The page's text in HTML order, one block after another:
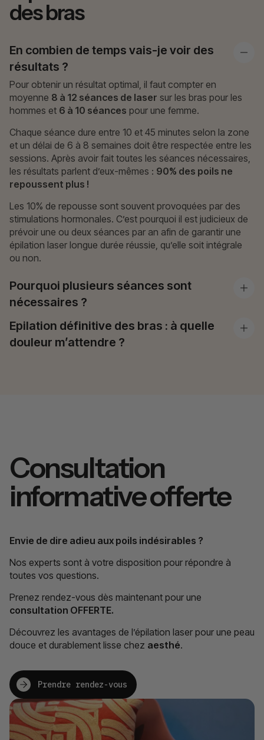
des bras
En combien de temps vais-je voir des
résultats ?
Pour obtenir un résultat optimal, il faut compter en
moyenne 8 à 12 séances de laser sur les bras pour les
hommes et 6 à 10 séances pour une femme.
Chaque séance dure entre 10 et 45 minutes selon la zone
et un délai de 6 à 8 semaines doit être respectée entre les
sessions. Après avoir fait toutes les séances nécessaires,
les résultats parlent d’eux-mêmes : 90% des poils ne
repoussent plus !
Les 10% de repousse sont souvent provoquées par des
stimulations hormonales. C’est pourquoi il est judicieux de
prévoir une ou deux séances par an afin de garantir une
épilation laser longue durée réussie, qu’elle soit intégrale
ou non.
Pourquoi plusieurs séances sont
nécessaires ?
Epilation définitive des bras : à quelle
douleur m’attendre ?
Consultation
informative offerte
Envie de dire adieu aux poils indésirables ?
Nos experts sont à votre disposition pour répondre à
toutes vos questions.
Prenez rendez-vous dès maintenant pour une
consultation OFFERTE.
Découvrez les avantages de l’épilation laser pour une peau
douce et durablement lisse chez aesthé.
Prendre rendez-vous